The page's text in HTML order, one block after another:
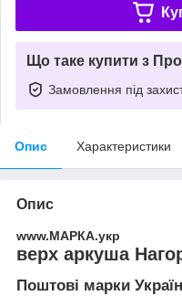
Що таке купити з
Замовлення під
Опис Характеристики
Опис
www.МАРКА.укр
верх аркуша
Поштові марки